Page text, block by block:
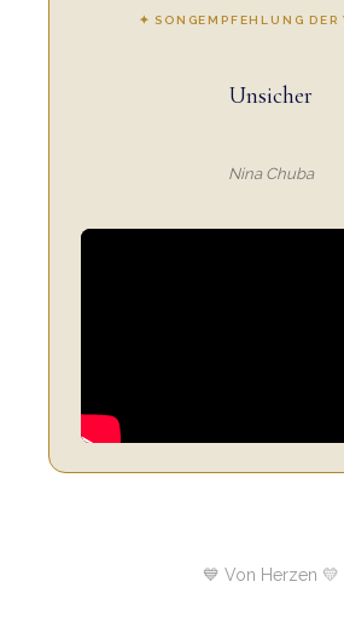
✦ SONGEMPFEHLUNG DER
Unsicher
Nina Chuba
💙 Von Herzen 💛